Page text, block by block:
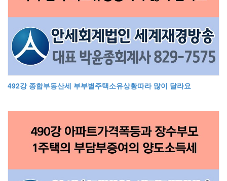
492강 종합부동산세 부부별주택소유상황따라 많이 달라요